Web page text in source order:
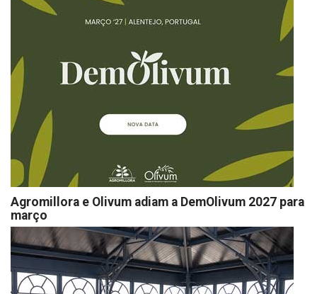
Agromillora e Olivum adiam a DemOlivum 2027 para
março